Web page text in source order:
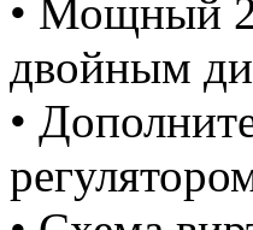
• Мощный
двойным
•